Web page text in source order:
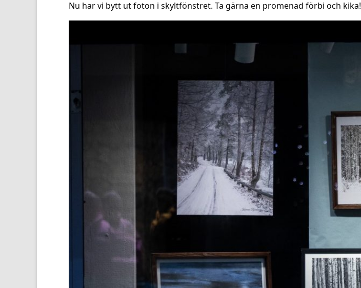
Nu har vi bytt ut foton i skyltfönstret. Ta gärna en promenad förbi och kika!